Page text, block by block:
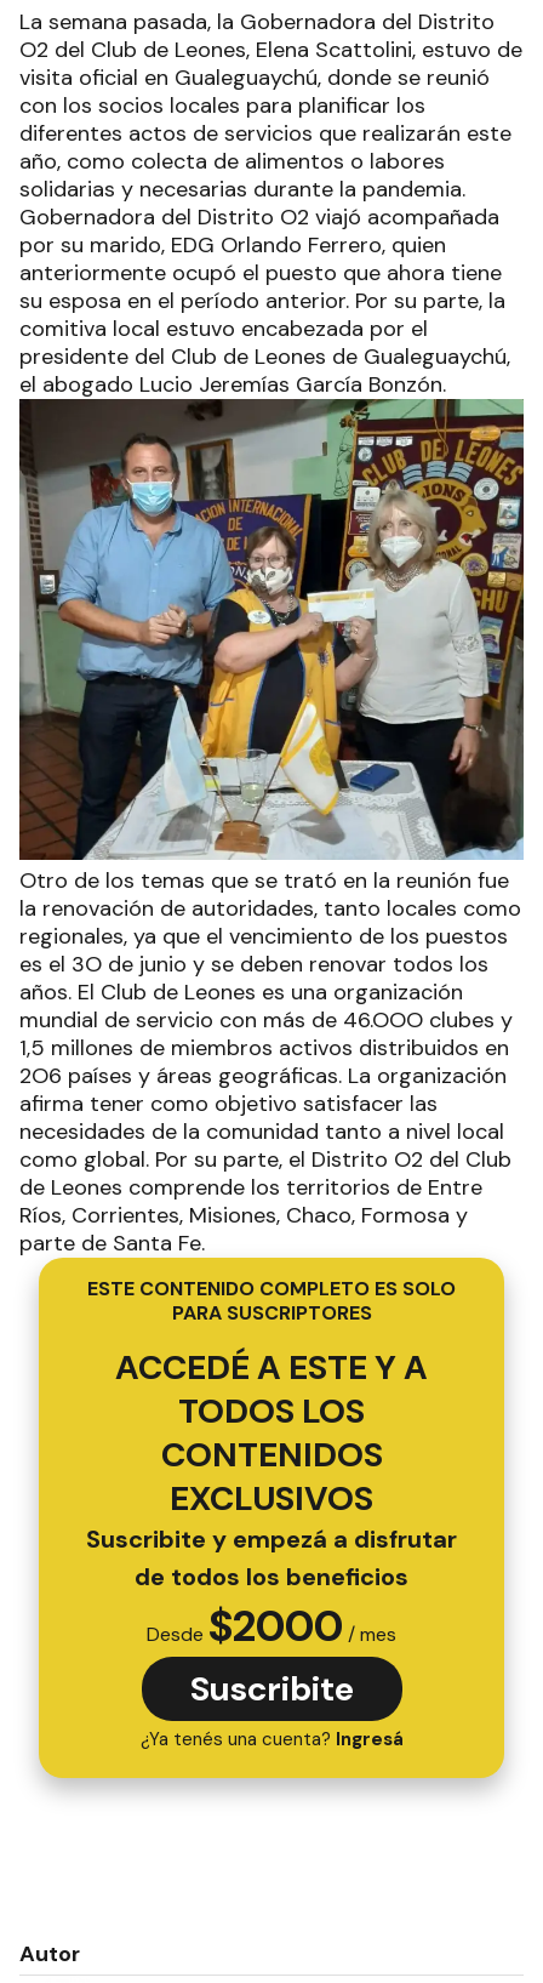
La semana pasada, la Gobernadora del Distrito
O2 del Club de Leones, Elena Scattolini, estuvo de
visita oficial en Gualeguaychú, donde se reunió
con los socios locales para planificar los
diferentes actos de servicios que realizarán este
año, como colecta de alimentos o labores
solidarias y necesarias durante la pandemia.
Gobernadora del Distrito O2 viajó acompañada
por su marido, EDG Orlando Ferrero, quien
anteriormente ocupó el puesto que ahora tiene
su esposa en el período anterior. Por su parte, la
comitiva local estuvo encabezada por el
presidente del Club de Leones de Gualeguaychú,
el abogado Lucio Jeremías García Bonzón.
Otro de los temas que se trató en la reunión fue
la renovación de autoridades, tanto locales como
regionales, ya que el vencimiento de los puestos
es el 3O de junio y se deben renovar todos los
años. El Club de Leones es una organización
mundial de servicio con más de 46.OOO clubes y
1,5 millones de miembros activos distribuidos en
2O6 países y áreas geográficas. La organización
afirma tener como objetivo satisfacer las
necesidades de la comunidad tanto a nivel local
como global. Por su parte, el Distrito O2 del Club
de Leones comprende los territorios de Entre
Ríos, Corrientes, Misiones, Chaco, Formosa y
parte de Santa Fe.
ESTE CONTENIDO COMPLETO ES SOLO
PARA SUSCRIPTORES
ACCEDÉ A ESTE Y A
TODOS LOS
CONTENIDOS
EXCLUSIVOS
Suscribite y empezá a disfrutar
de todos los beneficios
Desde $2000 / mes
Suscribite
¿Ya tenés una cuenta? Ingresá
Autor